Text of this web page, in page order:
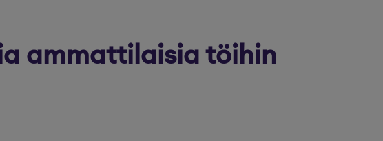
ammattilaisia töihin